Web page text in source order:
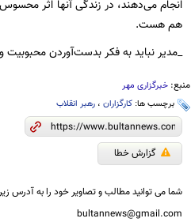
انجام می‌دهند، در زندگی آنها اثر
هم هست.
_مدیر نباید به فکر بدست‌آوردن
منبع: خبرگزاری مهر
برچسب ها: کارگزاران، رهبر انقلاب
گزارش خطا
شما می توانید مطالب و تصاویر خود را به آدرس
bultannews@gmail.com